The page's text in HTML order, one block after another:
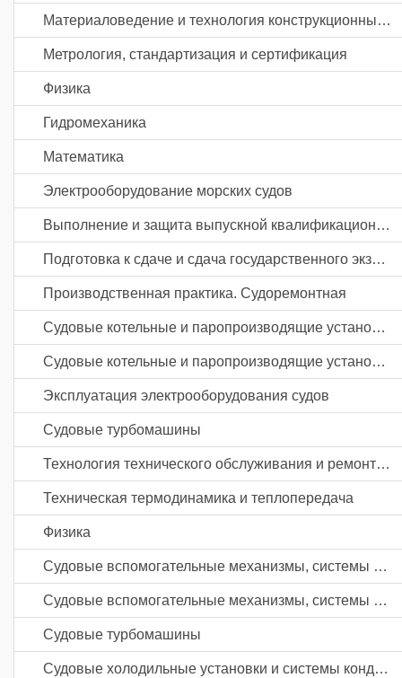
Материаловедение и технология конструкционных материалов
Метрология, стандартизация и сертификация
Физика
Гидромеханика
Математика
Электрооборудование морских судов
Выполнение и защита выпускной квалификационной работы
Подготовка к сдаче и сдача государственного экзамена
Производственная практика. Судоремонтная
Судовые котельные и паропроизводящие установки
Судовые котельные и паропроизводящие установки
Эксплуатация электрооборудования судов
Судовые турбомашины
Технология технического обслуживания и ремонта судов
Техническая термодинамика и теплопередача
Физика
Судовые вспомогательные механизмы, системы и устройства
Судовые вспомогательные механизмы, системы и устройства
Судовые турбомашины
Судовые холодильные установки и системы кондиционирования воздуха